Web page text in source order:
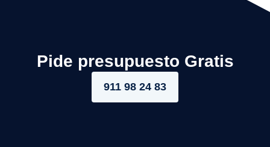
Pide presupuesto Gratis
911 98 24 83